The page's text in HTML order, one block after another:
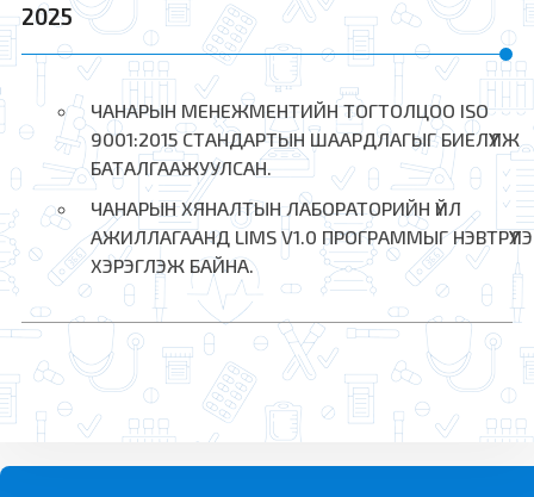
2025
ЧАНАРЫН МЕНЕЖМЕНТИЙН ТОГТОЛЦОО ISO
9001:2015 СТАНДАРТЫН ШААРДЛАГЫГ БИЕЛҮҮЛЖ
БАТАЛГААЖУУЛСАН.
ЧАНАРЫН ХЯНАЛТЫН ЛАБОРАТОРИЙН ҮЙЛ
АЖИЛЛАГААНД LIMS V1.0 ПРОГРАММЫГ
ХЭРЭГЛЭЖ БАЙНА.